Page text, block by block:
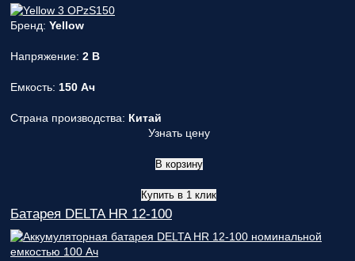
Бренд: Yellow
Напряжение: 2 В
Емкость: 150 Ач
Страна производства: Китай
Узнать цену
В корзину
Купить в 1 клик
Батарея DELTA HR 12-100